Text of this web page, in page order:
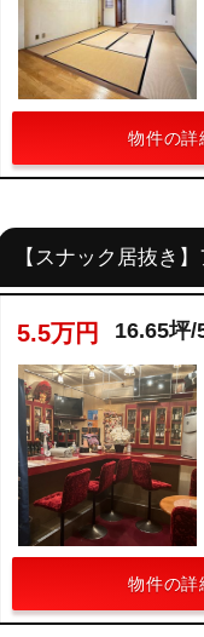
物件の詳
【スナック居抜き
5.5万円 16.65坪/
物件の詳